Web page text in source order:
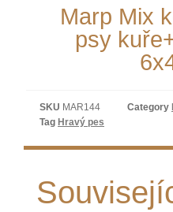
Marp Mix
psy
SKU MAR144 Category
Tag Hravý pes